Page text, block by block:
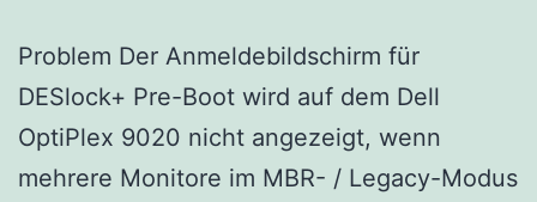
Problem Der Anmeldebildschirm für
DESlock+ Pre-Boot wird auf dem Dell
OptiPlex 9020 nicht angezeigt, wenn
mehrere Monitore im MBR- / Legacy-Modus